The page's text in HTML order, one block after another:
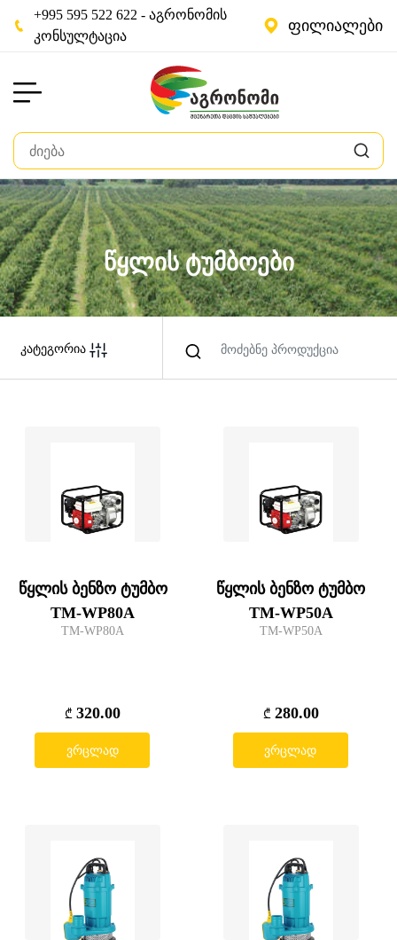
+995 595 522 622 - აგრონომის
კონსულტაცია
ფილიალები
წყლის ტუმბოები
კატეგორია
წყლის ბენზო ტუმბო
TM-WP80A
TM-WP80A
₾ 320.00
ვრცლად
წყლის ბენზო ტუმბო
TM-WP50A
TM-WP50A
₾ 280.00
ვრცლად